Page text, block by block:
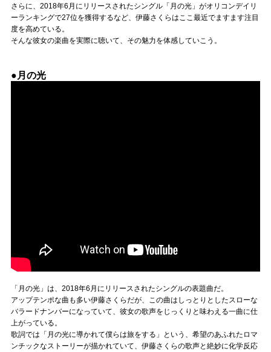
さらに、2018年6月にリリースされたシングル「月の光」がオリコンデイリ
ーランキングで27位を獲得するなど、伊藤さくらはここ最近でますます注目
度を高めている。
そんな彼女の楽曲を実際に聴いて、その魅力を体感していこう。
●月の光
「月の光」は、2018年6月にリリースされたシングルの表題曲だ。
アップテンポな曲も多い伊藤さくらだが、この曲はしっとりとしたスローな
バラードナンバーになっていて、彼女の歌声をじっくりと味わえる一曲に仕
上がっている。
歌詞では「月の光に導かれて僕らは旅をする」という、希望のあふれたロマ
ンチックなストーリーが描かれていて、伊藤さくらの歌声と絶妙に化学反応